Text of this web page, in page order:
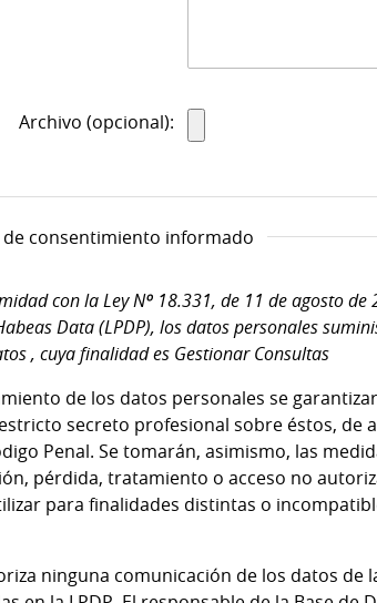
Archivo (opcional):
de consentimiento informado
con la Ley Nº 18.331, de 11 de agosto
Data (LPDP), los datos personales
, cuya finalidad es Gestionar Consultas
de los datos personales se
secreto profesional sobre éstos, de
Penal. Se tomarán, asimismo, las
pérdida, tratamiento o acceso no
para finalidades distintas o
ninguna comunicación de los datos de